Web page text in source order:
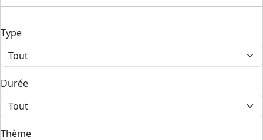
Type
Durée
Thème